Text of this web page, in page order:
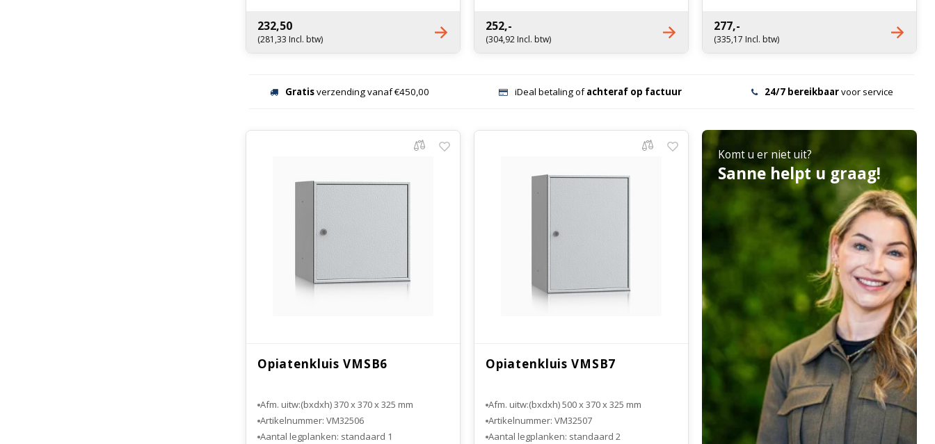
232,50
(281,33 Incl. btw)
252,-
(304,92 Incl. btw)
277,-
(335,17 Incl. btw)
Gratisverzending vanaf €450,00 iDeal betaling ofachteraf op factuur 24/7 bereikbaarvoor service
Opiatenkluis VMSB6
Afm. uitw:(bxdxh) 370 x 370 x 325 mm
Artikelnummer: VM32506
Aantal legplanken: standaard 1
Opiatenkluis VMSB7
Afm. uitw:(bxdxh) 500 x 370 x 325 mm
Artikelnummer: VM32507
Aantal legplanken: standaard 2
Komt u er niet uit?
Sanne helpt u graag!